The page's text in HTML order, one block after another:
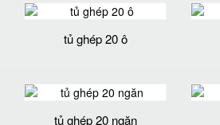
tủ ghép 20 ô
tủ ghép 20 ngăn